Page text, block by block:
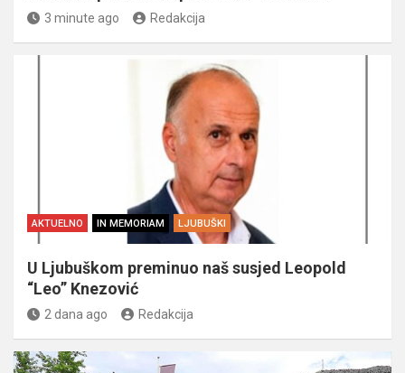
3 minute ago Redakcija
AKTUELNO IN MEMORIAM LJUBUŠKI
U Ljubuškom preminuo naš susjed Leopold
“Leo” Knezović
2 dana ago Redakcija